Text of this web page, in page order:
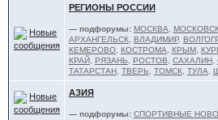
РЕГИОНЫ РОССИИ
— подфорумы: МОСКВА
АРХАНГЕЛЬСК, ВЛАДИМИР,
КЕМЕРОВО, КОСТРОМА КРЫМ,
КРАЙ, РЯЗАНЬ РОСТОВ САХАЛИН,
ТАТАРСТАН, ТВЕРЬ ТОМСК, ТУЛА
АЗИЯ
— подфорумы: СПОРТИВНЫЕ